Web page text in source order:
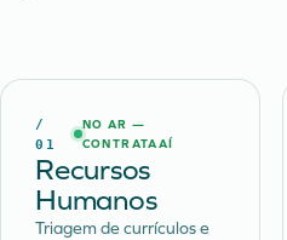
/
01
NO AR —
CONTRATAAÍ
Recursos
Humanos
Triagem de currículos e